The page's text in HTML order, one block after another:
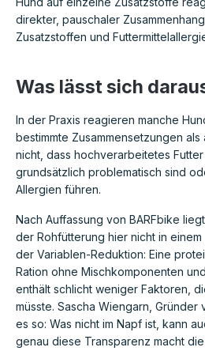
direkter, pauschaler
Zusatzstoffen und
Was lässt sich
In der Praxis reagieren manche
bestimmte Zusammensetzungen
nicht, dass hochverarbeitetes
grundsätzlich problematisch sind
Allergien führen.
Nach Auffassung von BARFbike
der Rohfütterung hier nicht in
der Variablen-Reduktion: Eine
Ration ohne Mischkomponenten
enthält schlicht weniger Faktoren,
müsste. Sascha Wiengarn, Gründer
es so: Was nicht im Napf ist, kann
genau diese Transparenz macht die